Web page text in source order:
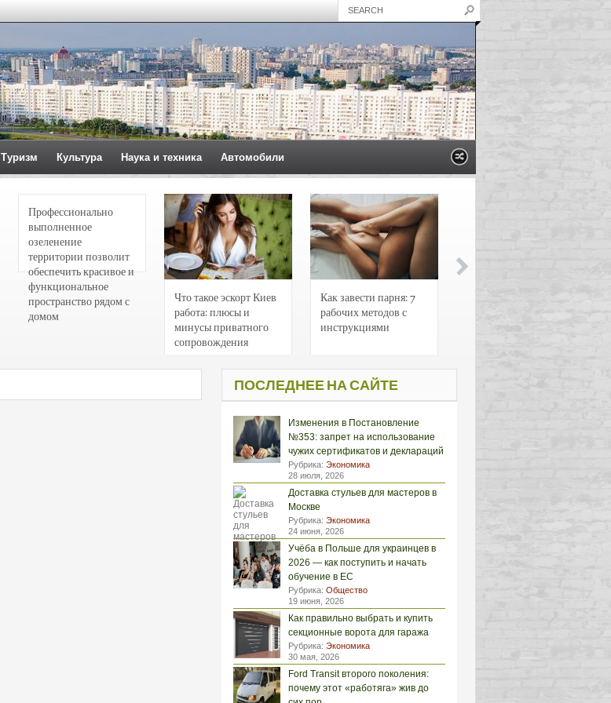
Туризм Культура Наука и техника Автомобили
Профессионально
выполненное
озеленение
территории позволит
обеспечить красивое и
функциональное
пространство рядом с
домом
Что такое эскорт Киев
работа: плюсы и
минусы приватного
сопровождения
Как завести парня: 7
рабочих методов с
инструкциями
ПОСЛЕДНЕЕ НА САЙТЕ
Изменения в Постановление
№353: запрет на использование
чужих сертификатов и деклараций
Рубрика: Экономика
28 июля, 2026
Доставка стульев для мастеров в
Москве
Рубрика: Экономика
24 июня, 2026
Учёба в Польше для украинцев в
2026 — как поступить и начать
обучение в ЕС
Рубрика: Общество
19 июня, 2026
Как правильно выбрать и купить
секционные ворота для гаража
Рубрика: Экономика
30 мая, 2026
Ford Transit второго поколения:
почему этот «работяга» жив до